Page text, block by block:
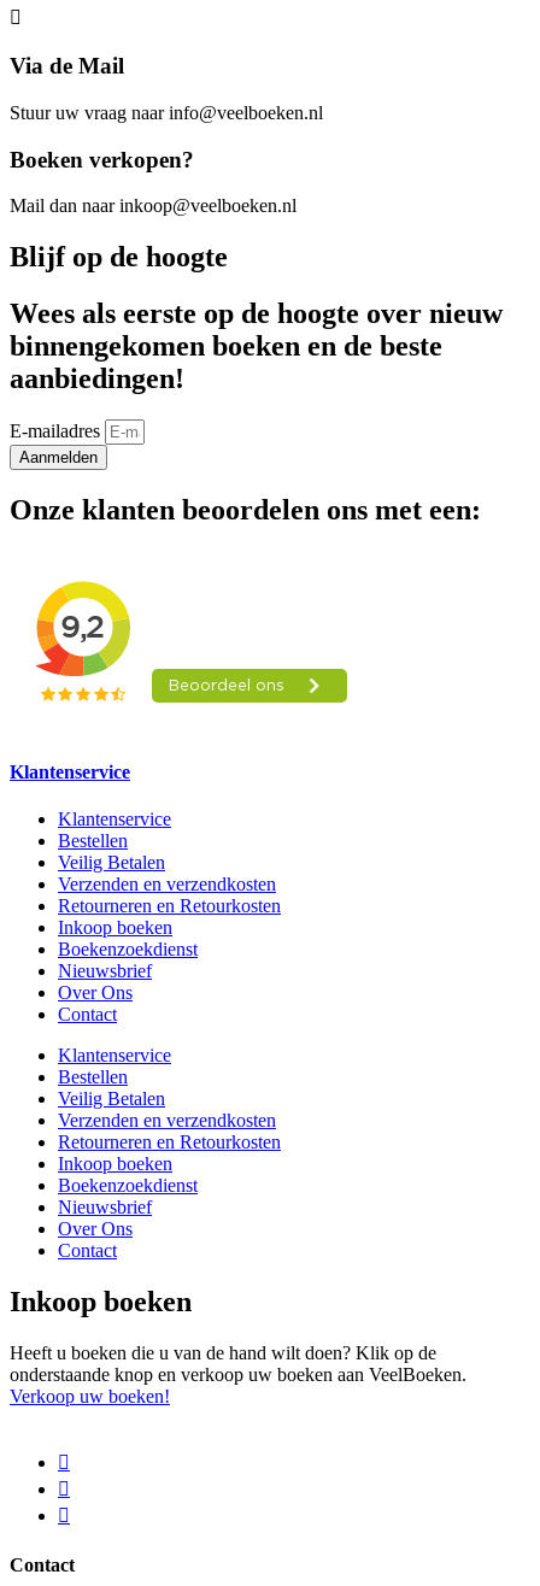
Via de Mail
Stuur uw vraag naar info@veelboeken.nl
Boeken verkopen?
Mail dan naar inkoop@veelboeken.nl
Blijf op de hoogte
Wees als eerste op de hoogte over nieuw
binnengekomen boeken en de beste
aanbiedingen!
E-mailadres
Aanmelden
Onze klanten beoordelen ons met een:
Klantenservice
Klantenservice
Bestellen
Veilig Betalen
Verzenden en verzendkosten
Retourneren en Retourkosten
Inkoop boeken
Boekenzoekdienst
Nieuwsbrief
Over Ons
Contact
Klantenservice
Bestellen
Veilig Betalen
Verzenden en verzendkosten
Retourneren en Retourkosten
Inkoop boeken
Boekenzoekdienst
Nieuwsbrief
Over Ons
Contact
Inkoop boeken
Heeft u boeken die u van de hand wilt doen? Klik op de
onderstaande knop en verkoop uw boeken aan VeelBoeken.
Verkoop uw boeken!
Contact